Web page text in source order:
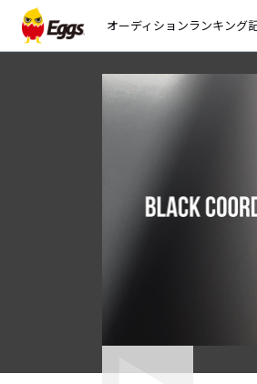
オーディションランキング